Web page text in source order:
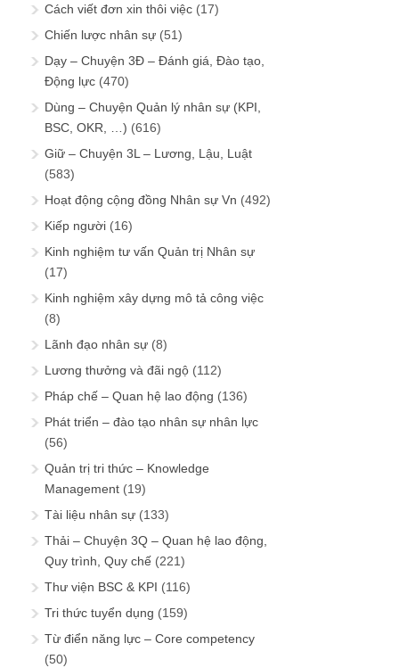
Cách viết đơn xin thôi việc (17)
Chiến lược nhân sự (51)
Dạy – Chuyện 3Đ – Đánh giá, Đào tạo,
Động lực (470)
Dùng – Chuyện Quản lý nhân sự (KPI,
BSC, OKR, …) (616)
Giữ – Chuyện 3L – Lương, Lậu, Luật
(583)
Hoạt động cộng đồng Nhân sự Vn (492)
Kiếp người (16)
Kinh nghiệm tư vấn Quản trị Nhân sự
(17)
Kinh nghiệm xây dựng mô tả công việc
(8)
Lãnh đạo nhân sự (8)
Lương thưởng và đãi ngộ (112)
Pháp chế – Quan hệ lao động (136)
Phát triển – đào tạo nhân sự nhân lực
(56)
Quản trị tri thức – Knowledge
Management (19)
Tài liệu nhân sự (133)
Thải – Chuyện 3Q – Quan hệ lao động,
Quy trình, Quy chế (221)
Thư viện BSC & KPI (116)
Tri thức tuyển dụng (159)
Từ điển năng lực – Core competency
(50)